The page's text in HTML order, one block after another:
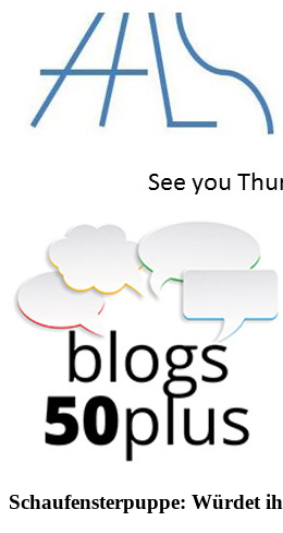
Schaufensterpuppe: Würdet